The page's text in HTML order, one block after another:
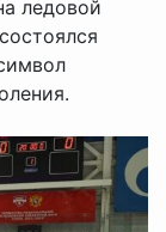
ледовой